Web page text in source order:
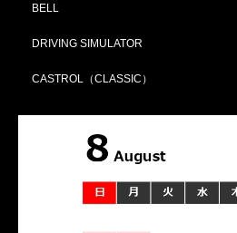
BELL
DRIVING SIMULATOR
CASTROL（CLASSIC）